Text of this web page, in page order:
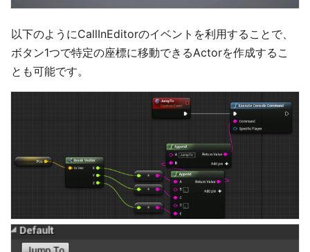
以下のようにCallInEditorのイベントを利用することで、
ボタン1つで特定の座標に移動できるActorを作成するこ
とも可能です。